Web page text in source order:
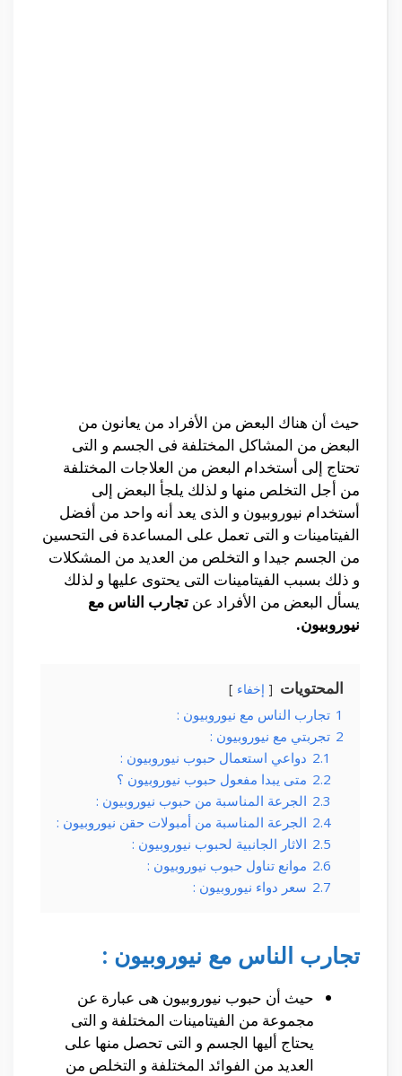
حيث أن هناك البعض من الأفراد من يعانون من
البعض من المشاكل المختلفة فى الجسم و التى
تحتاج إلى أستخدام البعض من العلاجات المختلفة
من أجل التخلص منها و لذلك يلجأ البعض إلى
أستخدام نيوروبيون و الذى يعد أنه واحد من أفضل
الفيتامينات و التى تعمل على المساعدة فى التحسين
من الجسم جيدا و التخلص من العديد من المشكلات
و ذلك بسبب الفيتامينات التى يحتوى عليها و لذلك
يسأل البعض من الأفراد عن تجارب الناس مع
نيوروبيون.
المحتويات إخفاء
1 تجارب الناس مع نيوروبيون :
2 تجربتي مع نيوروبيون :
2.1 دواعي استعمال حبوب نيوروبيون :
2.2 متى يبدا مفعول حبوب نيوروبيون ؟
2.3 الجرعة المناسبة من حبوب نيوروبيون :
2.4 الجرعة المناسبة من أمبولات حقن نيوروبيون :
2.5 الاثار الجانبية لحبوب نيوروبيون :
2.6 موانع تناول حبوب نيوروبيون :
2.7 سعر دواء نيوروبيون :
تجارب الناس مع نيوروبيون :
حيث أن حبوب نيوروبيون هى عبارة عن
مجموعة من الفيتامينات المختلفة و التى
يحتاج أليها الجسم و التى تحصل منها على
العديد من الفوائد المختلفة و التخلص من